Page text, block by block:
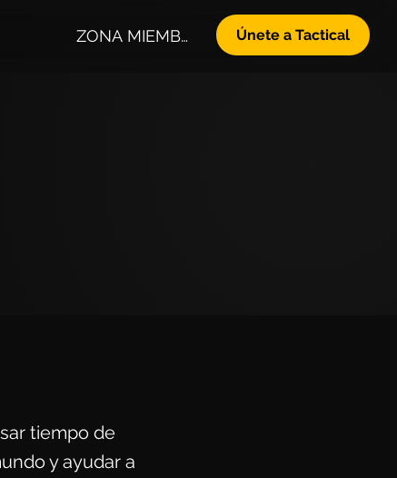
ZONA MIEMBROS Únete a Tactical
tiempo de
y ayudar a